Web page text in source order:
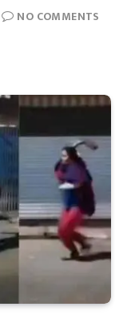
NO COMMENTS